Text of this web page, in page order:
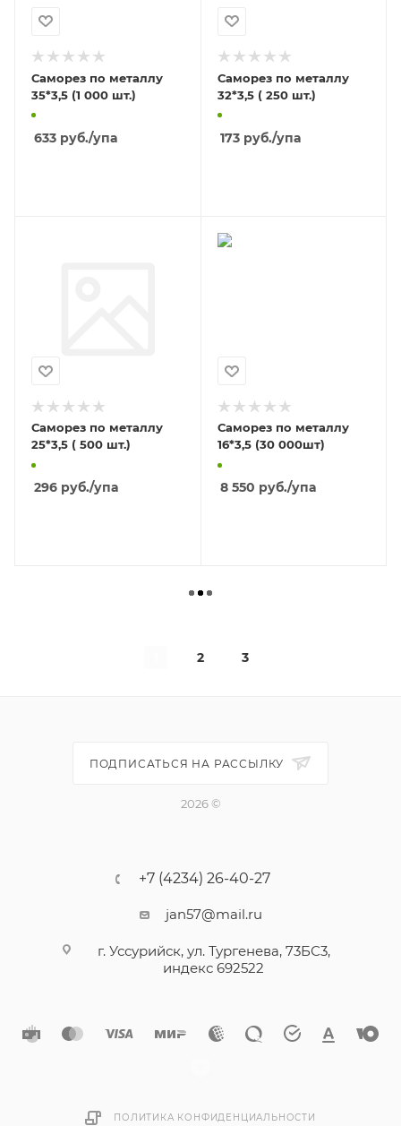
Саморез по металлу
35*3,5 (1 000 шт.)
633 руб./упа
Саморез по металлу
32*3,5 ( 250 шт.)
173руб./упа
Саморез по металлу
25*3,5 ( 500 шт.)
296 руб./упа
Саморез по металлу
16*3,5 (30 000шт)
8 550 руб./упа
2 3
ПОДПИСАТЬСЯ НА РАССЫЛКУ
2026 ©
+7 (4234) 26-40-27
jan57@mail.ru
г. Уссурийск, ул. Тургенева, 73БС3,
индекс 692522
ПОЛИТИКА КОНФИДЕНЦИАЛЬНОСТИ